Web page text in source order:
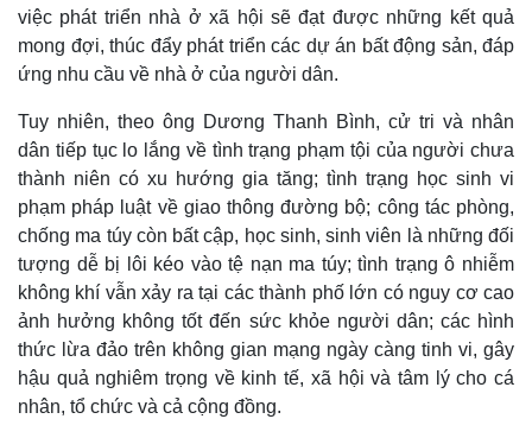
Kinh tế
Khởi nghiệp
Thị trường
Tiêu dùng
Tỷ giá
Chứng khoán
Giá cà phê
việc phát triển nhà ở xã hội sẽ đạt được những kết quả
mong đợi, thúc đẩy phát triển các dự án bất động sản, đáp
ứng nhu cầu về nhà ở của người dân.
Tuy nhiên, theo ông Dương Thanh Bình, cử tri và nhân
dân tiếp tục lo lắng về tình trạng phạm tội của người chưa
thành niên có xu hướng gia tăng; tình trạng học sinh vi
phạm pháp luật về giao thông đường bộ; công tác phòng,
chống ma túy còn bất cập, học sinh, sinh viên là những đối
tượng dễ bị lôi kéo vào tệ nạn ma túy; tình trạng ô nhiễm
không khí vẫn xảy ra tại các thành phố lớn có nguy cơ cao
ảnh hưởng không tốt đến sức khỏe người dân; các hình
thức lừa đảo trên không gian mạng ngày càng tinh vi, gây
hậu quả nghiêm trọng về kinh tế, xã hội và tâm lý cho cá
nhân, tổ chức và cả cộng đồng.